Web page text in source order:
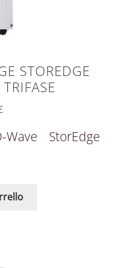
STOREDGE
StorEdge